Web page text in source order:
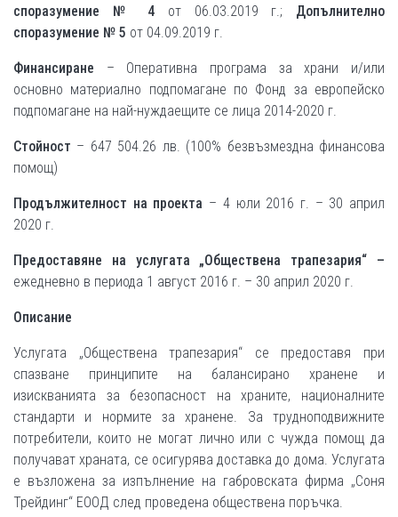
споразумение № 4 от 06.03.2019 г.; Допълнително
споразумение № 5 от 04.09.2019 г.
Финансиране – Oперативна програма за храни и/или
основно материално подпомагане по Фонд за европейско
подпомагане на най-нуждаещите се лица 2014-2020 г.
Стойност – 647 504.26 лв. (100% безвъзмездна финансова
помощ)
Продължителност на проекта – 4 юли 2016 г. – 30 април
2020 г.
Предоставяне на услугата „Обществена трапезария“ –
ежедневно в периода 1 август 2016 г. – 30 април 2020 г.
Описание
Услугата „Обществена трапезария“ се предоставя при
спазване принципите на балансирано хранене и
изискванията за безопасност на храните, националните
стандарти и нормите за хранене. За трудноподвижните
потребители, които не могат лично или с чужда помощ да
получават храната, се осигурява доставка до дома. Услугата
е възложена за изпълнение на габровската фирма „Соня
Трейдинг“ ЕООД след проведена обществена поръчка.